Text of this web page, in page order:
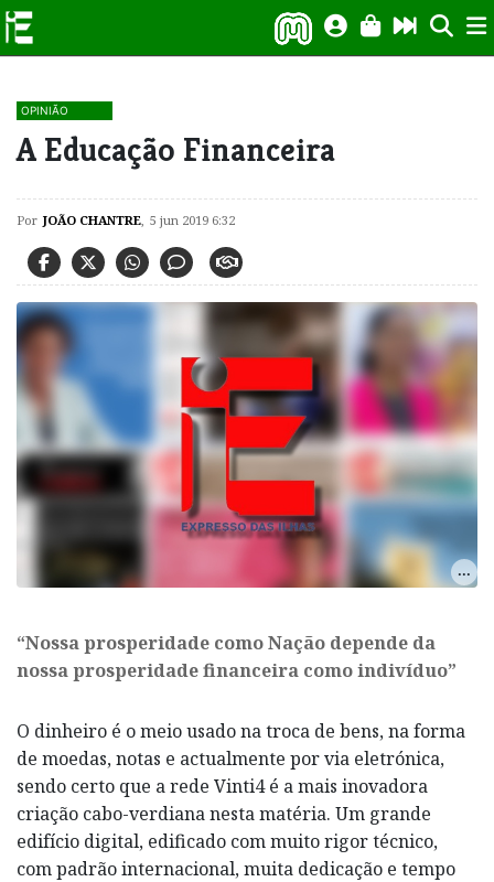
OPINIÃO
A Educação Financeira
Por JOÃO CHANTRE, 5 jun 2019 6:32
“Nossa prosperidade como Nação depende da
nossa prosperidade financeira como indivíduo”
O dinheiro é o meio usado na troca de bens, na forma
de moedas, notas e actualmente por via eletrónica,
sendo certo que a rede Vinti4 é a mais inovadora
criação cabo-verdiana nesta matéria. Um grande
edifício digital, edificado com muito rigor técnico,
com padrão internacional, muita dedicação e tempo